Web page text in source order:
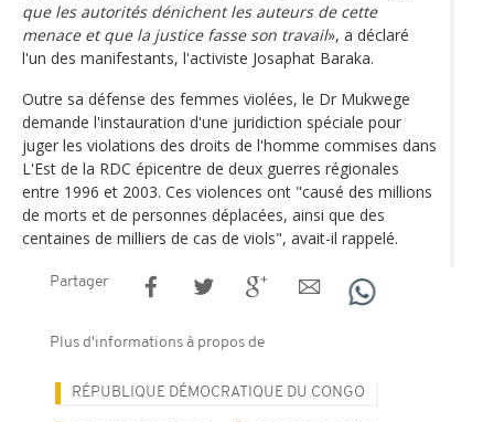
que les autorités dénichent les auteurs de cette
menace et que la justice fasse son travail», a déclaré
l'un des manifestants, l'activiste Josaphat Baraka.
Outre sa défense des femmes violées, le Dr Mukwege
demande l'instauration d'une juridiction spéciale pour
juger les violations des droits de l'homme commises dans
L'Est de la RDC épicentre de deux guerres régionales
entre 1996 et 2003. Ces violences ont "causé des millions
de morts et de personnes déplacées, ainsi que des
centaines de milliers de cas de viols", avait-il rappelé.
Partager
Plus d'informations à propos de
RÉPUBLIQUE DÉMOCRATIQUE DU CONGO